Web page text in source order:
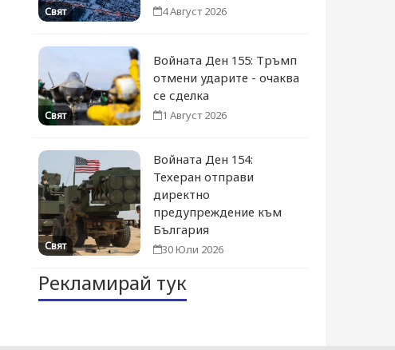
Свят 4 Август 2026
Свят
Войната Ден 155: Тръмп
отмени ударите - очаква
се сделка
1 Август 2026
Свят
Войната Ден 154:
Техеран отправи
директно
предупреждение към
България
30 Юли 2026
Рекламирай тук